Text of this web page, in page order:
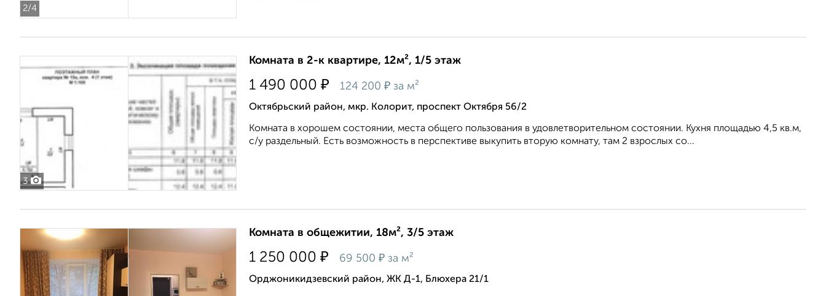
2/4
3
Комната в 2-к квартире, 12м², 1/5 этаж
1 490 000 ₽ 124 200 ₽ за м²
Октябрьский район, мкр. Колорит, проспект Октября 56/2
Комната в хорошем состоянии, места общего пользования в удовлетворительном состоянии. Кухня площадью 4,5 кв.м,
с/у раздельный. Есть возможность в перспективе выкупить вторую комнату, там 2 взрослых со...
Комната в общежитии, 18м², 3/5 этаж
1 250 000 ₽ 69 500 ₽ за м²
Орджоникидзевский район, ЖК Д-1, Блюхера 21/1